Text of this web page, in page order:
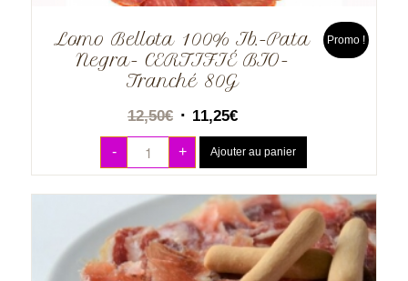
Lomo Bellota 100% Ib.-Pata
Negra- CERTIFIÉ BIO-
Tranché 80G
12,50€ 11,25€
Promo !
- + Ajouter au panier